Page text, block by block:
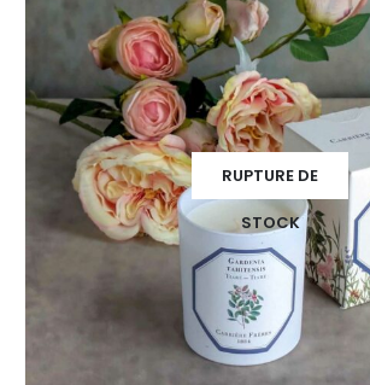
RUPTURE DE
STOCK